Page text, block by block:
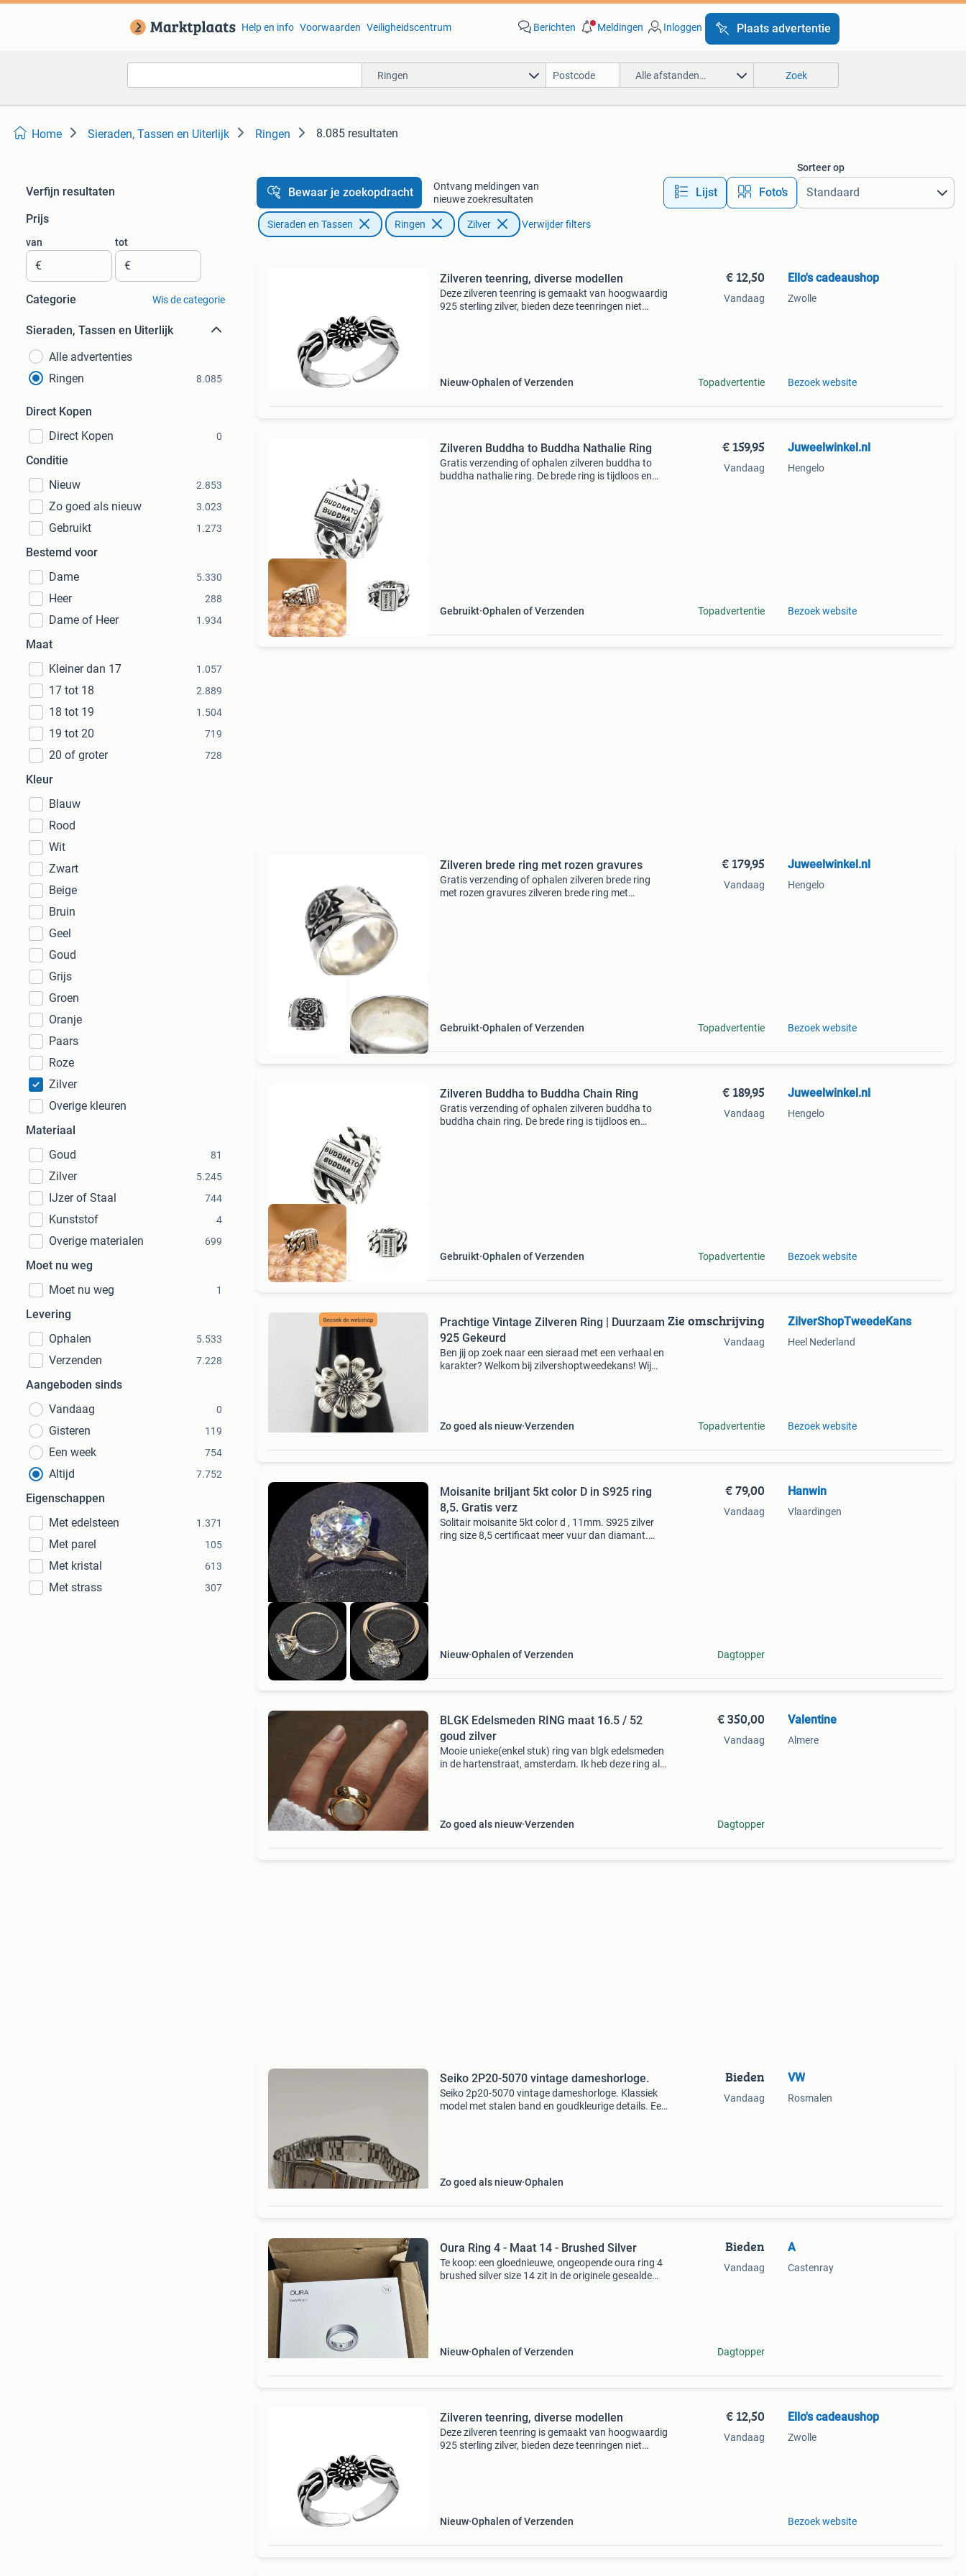
Help en info Voorwaarden Veiligheidscentrum Berichten Meldingen Inloggen Plaats advertentie
Ringen Alle afstanden… Zoek
Home Sieraden, Tassen en Uiterlijk Ringen 8.085 resultaten
Verfijn resultaten
Prijs
van
€
tot
€
Categorie Wis de categorie
Sieraden, Tassen en Uiterlijk
Alle advertenties
Ringen
8.085
Direct Kopen
Direct Kopen
0
Conditie
Nieuw
2.853
Zo goed als nieuw 3.023
Gebruikt 1.273
Bestemd voor
Dame
5.330
Heer 288
Dame of Heer 1.934
Maat
Kleiner dan 17
1.057
17 tot 18 2.889
18 tot 19 1.504
19 tot 20 719
20 of groter 728
Kleur
Blauw
Rood
Wit
Zwart
Beige
Bruin
Geel
Goud
Grijs
Groen
Oranje
Paars
Roze
Zilver
Overige kleuren
Materiaal
Goud
81
Zilver 5.245
IJzer of Staal 744
Kunststof 4
Overige materialen 699
Moet nu weg
Moet nu weg
1
Levering
Ophalen
5.533
Verzenden 7.228
Aangeboden sinds
Vandaag
0
Gisteren 119
Een week 754
Altijd 7.752
Eigenschappen
Met edelsteen
1.371
Met parel 105
Met kristal 613
Met strass 307
Bewaar je zoekopdracht
Ontvang meldingen van
nieuwe zoekresultaten
Lijst Foto’s
Sorteer op
Sieraden en Tassen Ringen Zilver Verwijder filters
Zilveren teenring, diverse modellen
Deze zilveren teenring is gemaakt van hoogwaardig
925 sterling zilver, bieden deze teenringen niet
Nieuw Ophalen of Verzenden
€ 12,50
Vandaag
Topadvertentie
Ello's cadeaushop
Zwolle
Bezoek website
Zilveren Buddha to Buddha Nathalie Ring
Gratis verzending of ophalen zilveren buddha to
buddha nathalie ring. De brede ring is tijdloos en
Gebruikt Ophalen of Verzenden
€ 159,95
Vandaag
Topadvertentie
Juweelwinkel.nl
Hengelo
Bezoek website
Zilveren brede ring met rozen gravures
Gratis verzending of ophalen zilveren brede ring
met rozen gravures zilveren brede ring met
Gebruikt Ophalen of Verzenden
€ 179,95
Vandaag
Topadvertentie
Juweelwinkel.nl
Hengelo
Bezoek website
Zilveren Buddha to Buddha Chain Ring
Gratis verzending of ophalen zilveren buddha to
buddha chain ring. De brede ring is tijdloos en
Gebruikt Ophalen of Verzenden
€ 189,95
Vandaag
Topadvertentie
Juweelwinkel.nl
Hengelo
Bezoek website
Prachtige Vintage Zilveren Ring | Duurzaam
925 Gekeurd
Ben jij op zoek naar een sieraad met een verhaal en
karakter? Welkom bij zilvershoptweedekans! Wij
Zo goed als nieuw Verzenden
Zie omschrijving
Vandaag
Topadvertentie
ZilverShopTweedeKans
Heel Nederland
Bezoek website
Moisanite briljant 5kt color D in S925 ring
8,5. Gratis verz
Solitair moisanite 5kt color d , 11mm. S925 zilver
ring size 8,5 certificaat meer vuur dan diamant.
Nieuw Ophalen of Verzenden
€ 79,00
Vandaag
Dagtopper
Hanwin
Vlaardingen
BLGK Edelsmeden RING maat 16.5 / 52
goud zilver
Mooie unieke(enkel stuk) ring van blgk edelsmeden
in de hartenstraat, amsterdam. Ik heb deze ring al
Zo goed als nieuw Verzenden
€ 350,00
Vandaag
Dagtopper
Valentine
Almere
Seiko 2P20-5070 vintage dameshorloge.
Seiko 2p20-5070 vintage dameshorloge. Klassiek
model met stalen band en goudkleurige details. Een
Zo goed als nieuw Ophalen
Bieden
Vandaag
VW
Rosmalen
Oura Ring 4 - Maat 14 - Brushed Silver
Te koop: een gloednieuwe, ongeopende oura ring 4
brushed silver size 14 zit in de originele gesealde
Nieuw Ophalen of Verzenden
Bieden
Vandaag
Dagtopper
A
Castenray
Zilveren teenring, diverse modellen
Deze zilveren teenring is gemaakt van hoogwaardig
925 sterling zilver, bieden deze teenringen niet
Nieuw Ophalen of Verzenden
€ 12,50
Vandaag
Ello's cadeaushop
Zwolle
Bezoek website